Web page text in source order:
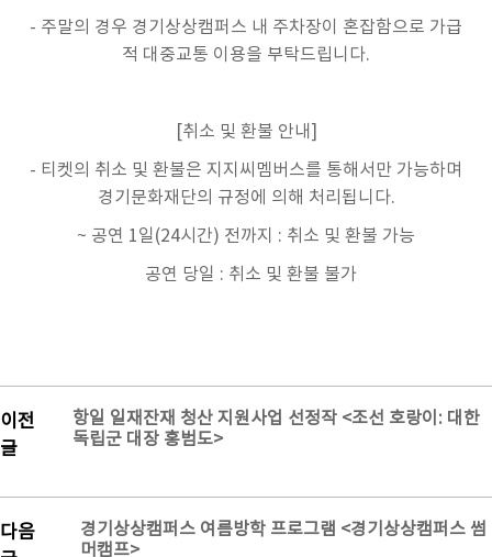
- 주말의 경우 경기상상캠퍼스 내 주차장이 혼잡함으로 가급
적 대중교통 이용을 부탁드립니다.
[취소 및 환불 안내]
- 티켓의 취소 및 환불은 지지씨멤버스를 통해서만 가능하며
경기문화재단의 규정에 의해 처리됩니다.
~ 공연 1일(24시간) 전까지 : 취소 및 환불 가능
공연 당일 : 취소 및 환불 불가
이전
글
항일 일재잔재 청산 지원사업 선정작 <조선 호랑이: 대한
독립군 대장 홍범도>
다음
경기상상캠퍼스 여름방학 프로그램 <경기상상캠퍼스 썸
머캠프>